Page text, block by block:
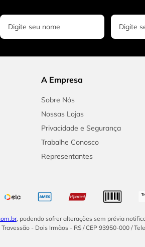
A Empresa
Sobre Nós
Nossas Lojas
Privacidade e Segurança
Trabalhe Conosco
Representantes
, podendo sofrer alterações sem prévia
- Dois Irmãos - RS / CEP 93950-000 /